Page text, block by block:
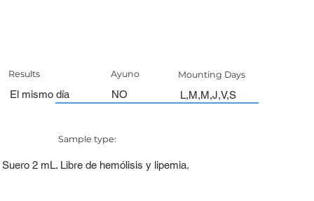
Results
El mismo día
Mounting Days
L,M,M,J,V,S
Ayuno
NO
Sample type:
Suero 2 mL. Libre de hemólisis y lipemia.